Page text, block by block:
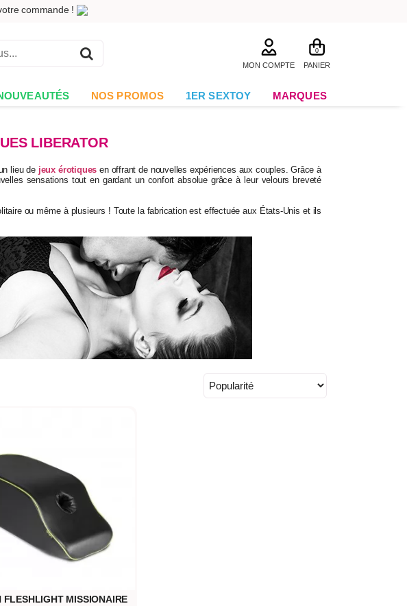
commande !
MON COMPTE
0
PANIER
NOS PROMOS 1ER SEXTOY MARQUES
LIBERATOR
lieu de jeux érotiques en offrant de nouvelles expériences aux couples. Grâce à
sensations tout en gardant un confort absolue grâce à leur velours breveté
ou même à plusieurs ! Toute la fabrication est effectuée aux États-Unis et ils
FLESHLIGHT MISSIONAIRE